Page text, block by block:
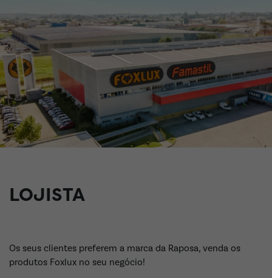
LOJISTA
Os seus clientes preferem a marca da Raposa, venda os
produtos Foxlux no seu negócio!